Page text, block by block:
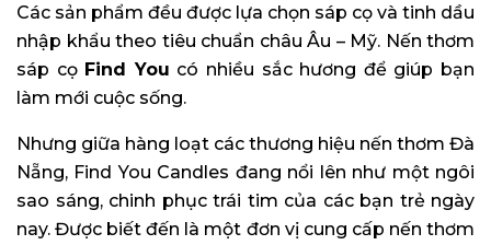
Các sản phẩm đều được lựa chọn sáp cọ và tinh dầu
nhập khẩu theo tiêu chuẩn châu Âu – Mỹ. Nến thơm
sáp cọ Find You có nhiều sắc hương để giúp bạn
làm mới cuộc sống.
Nhưng giữa hàng loạt các thương hiệu nến thơm Đà
Nẵng, Find You Candles đang nổi lên như một ngôi
sao sáng, chinh phục trái tim của các bạn trẻ ngày
nay. Được biết đến là một đơn vị cung cấp nến thơm